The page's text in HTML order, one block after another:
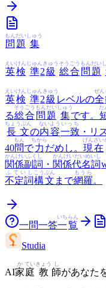
問
もん
題
だい
集
しゅう
英
えい
検
けん
準
じゅん
2級
きゅう
総合
そうごう
問題
もんだい
英
えい
検
けん
準
じゅん
2級
きゅう
レベルの全
ぜん
る総合
そうごう
問題
もんだい
集
しゅう
です。
た
長文
ちょうぶん
の内容
ないよう
一致
いっち
・リ
40問
もん
で力
ちから
だめし。 現在
げんざい
関係副詞
かんけいふくし
・ 関係代名詞
かんけいだいめいし
不定詞
ふていし
構文
こうぶん
まで網羅
もうら
。
一問一答一
いち
覧
らん
Studia
AI家
か
庭
てい
教
きょう
師
し
があなた